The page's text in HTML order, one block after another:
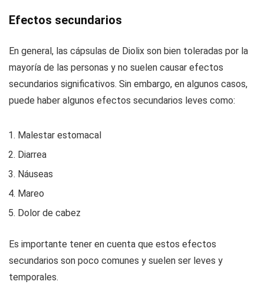
Efectos secundarios
En general, las cápsulas de Diolix son bien toleradas por la
mayoría de las personas y no suelen causar efectos
secundarios significativos. Sin embargo, en algunos casos,
puede haber algunos efectos secundarios leves como:
Malestar estomacal
Diarrea
Náuseas
Mareo
Dolor de cabez
Es importante tener en cuenta que estos efectos
secundarios son poco comunes y suelen ser leves y
temporales.